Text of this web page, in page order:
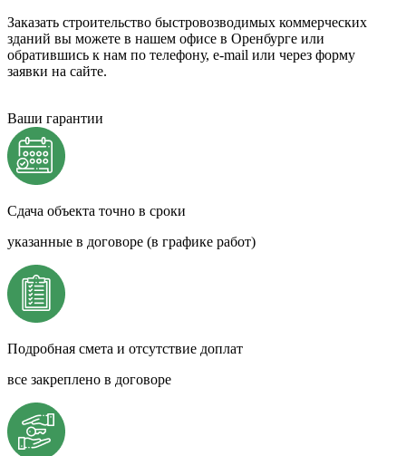
Заказать строительство быстровозводимых коммерческих
зданий вы можете в нашем офисе в Оренбурге или
обратившись к нам по телефону, e-mail или через форму
заявки на сайте.
Ваши гарантии
Сдача объекта точно в сроки
указанные в договоре (в графике работ)
Подробная смета и отсутствие доплат
все закреплено в договоре